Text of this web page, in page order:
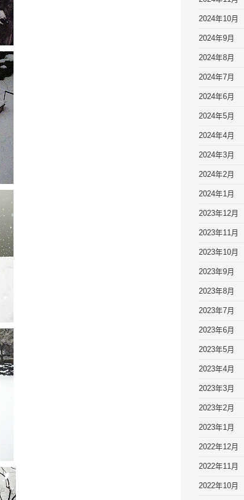
2024年10月
2024年9月
2024年8月
2024年7月
2024年6月
2024年5月
2024年4月
2024年3月
2024年2月
2024年1月
2023年12月
2023年11月
2023年10月
2023年9月
2023年8月
2023年7月
2023年6月
2023年5月
2023年4月
2023年3月
2023年2月
2023年1月
2022年12月
2022年11月
2022年10月